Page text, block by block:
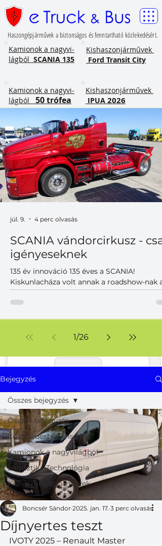
Haszongépjárművek a biztonságos és fenntartható közlekedésért.
​Kamionok a nagyvi-
lágból SCANIA 135
Kishaszonjárművek
Ford Transit City
Kishaszonjárművek
IPUA 2026
​Kamionok a nagyvi-
lágból
50 trófea
SCANIA vándorcirkusz -
igényeseknek
135 év innováció 135 éves a SCANIA!
Kiskunlacháza volt annak a roadshow-nak az
utolsó állomása a Közép-Európai régióban,
ahol a magyar partnerek is találkozhattak
duruzsoló dízelek mellett hangsúlyos
melyek már a jelen, de inkább a közeljövő új
világának korszerű járműveit képviselték.
voltak hagyományos prezentációk, viszont
júl. 9. 4 perc olvasás
1/26
Bejegyzés
Összes bejegyzés
Közlekedésbiztonság
Kamionok a nagyvilágból
Logisztika-Technológia
Kishaszongépjárművek
Összes bejegyzés
Díjnyertes teszt
Boncsér Sándor 2025. jan. 17. 3 perc olvasás
IVOTY 2025 – Renault Master